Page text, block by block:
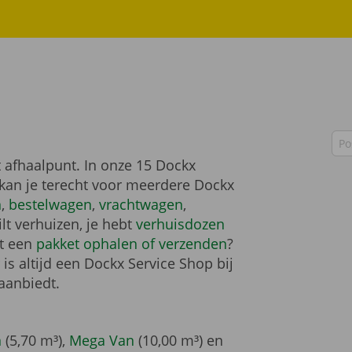
In onze 15 Dockx
je terecht voor meerdere Dockx
, bestelwagen,vrachtwagen,
verhuizen, je hebtverhuisdozen
een pakket ophalen of verzenden?
altijd een Dockx Service Shop bij
(5,70 m³), Mega Van (10,00 m³) en